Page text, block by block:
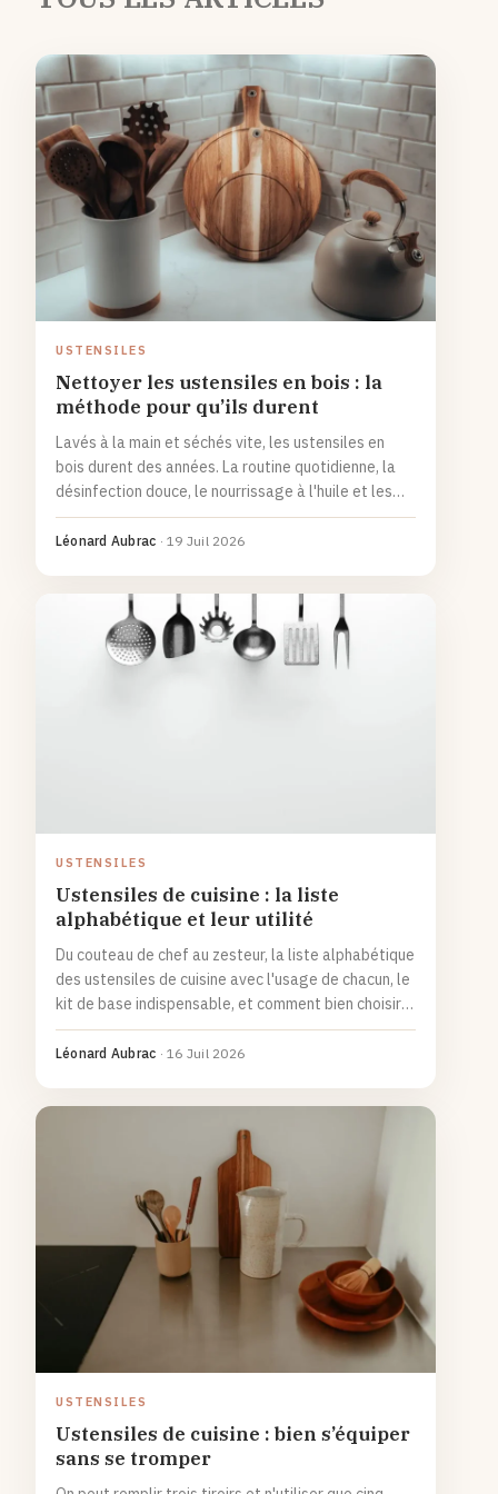
USTENSILES
Nettoyer les ustensiles en bois : la
méthode pour qu’ils durent
Lavés à la main et séchés vite, les ustensiles en
bois durent des années. La routine quotidienne, la
désinfection douce, le nourrissage à l'huile et les
erreurs qui, au contraire, fendent et noircissent le
bois.
Léonard Aubrac ·19 Juil 2026
USTENSILES
Ustensiles de cuisine : la liste
alphabétique et leur utilité
Du couteau de chef au zesteur, la liste alphabétique
des ustensiles de cuisine avec l'usage de chacun, le
kit de base indispensable, et comment bien choisir
selon le matériau.
Léonard Aubrac ·16 Juil 2026
USTENSILES
Ustensiles de cuisine : bien s’équiper
sans se tromper